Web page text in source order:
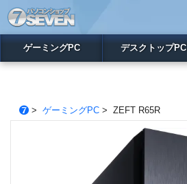
ゲーミングPC デスクトップPC
> ゲーミングPC> ZEFT R65R